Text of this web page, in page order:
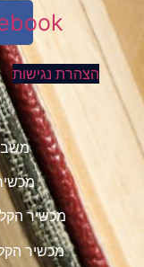
הצהרת נגישות
מכשיר
מכשיר